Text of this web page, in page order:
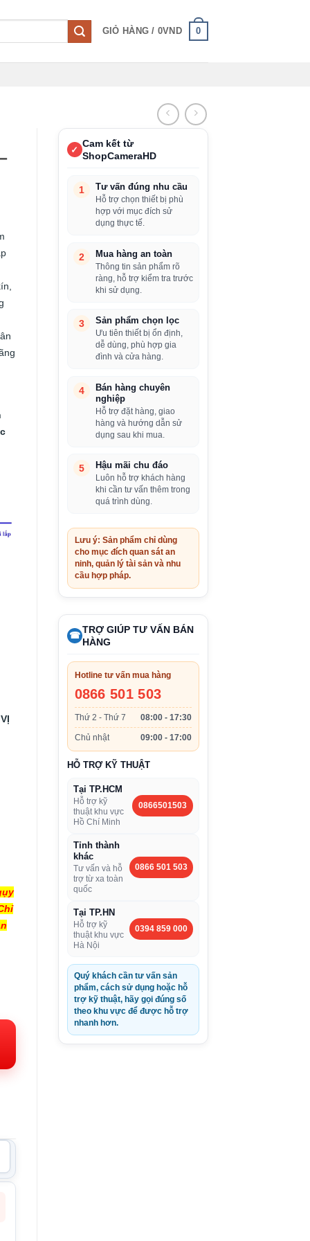
GIỎ HÀNG / 0VND 0
✓
Cam kết từ
ShopCameraHD
1
Tư vấn đúng nhu cầu
Hỗ trợ chọn thiết bị phù
hợp với mục đích sử
dụng thực tế.
2
Mua hàng an toàn
Thông tin sản phẩm rõ
ràng, hỗ trợ kiểm tra trước
khi sử dụng.
3
Sản phẩm chọn lọc
Ưu tiên thiết bị ổn định,
dễ dùng, phù hợp gia
đình và cửa hàng.
4
Bán hàng chuyên
nghiệp
Hỗ trợ đặt hàng, giao
hàng và hướng dẫn sử
dụng sau khi mua.
5
Hậu mãi chu đáo
Luôn hỗ trợ khách hàng
khi cần tư vấn thêm trong
quá trình dùng.
Lưu ý: Sản phẩm chỉ dùng
cho mục đích quan sát an
ninh, quản lý tài sản và nhu
cầu hợp pháp.
☎
TRỢ GIÚP TƯ VẤN BÁN
HÀNG
Hotline tư vấn mua hàng
0866 501 503
Thứ 2 - Thứ 7 08:00 - 17:30
Chủ nhật 09:00 - 17:00
HỖ TRỢ KỸ THUẬT
Tại TP.HCM
Hỗ trợ kỹ
thuật khu vực
Hồ Chí Minh
0866501503
Tỉnh thành
khác
Tư vấn và hỗ
trợ từ xa toàn
quốc
0866 501 503
Tại TP.HN
Hỗ trợ kỹ
thuật khu vực
Hà Nội
0394 859 000
Quý khách cần tư vấn sản
phẩm, cách sử dụng hoặc hỗ
trợ kỹ thuật, hãy gọi đúng số
theo khu vực để được hỗ trợ
nhanh hơn.